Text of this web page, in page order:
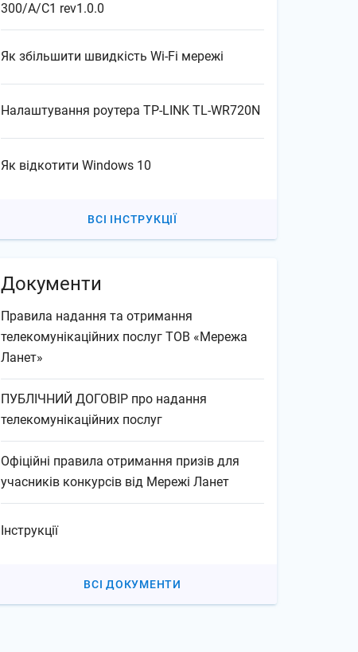
300/A/C1 rev1.0.0
Як збільшити швидкість Wi-Fi мережі
Налаштування роутера TP-LINK TL-WR720N
Як відкотити Windows 10
ВСІ ІНСТРУКЦІЇ
Документи
Правила надання та отримання
телекомунікаційних послуг ТОВ «Мережа
Ланет»
ПУБЛІЧНИЙ ДОГОВІР про надання
телекомунікаційних послуг
Офіційні правила отримання призів для
учасників конкурсів від Мережі Ланет
Інструкції
ВСІ ДОКУМЕНТИ